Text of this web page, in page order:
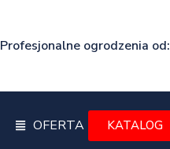
Profesjonalne ogrodzenia od:
OFERTA KATALOG